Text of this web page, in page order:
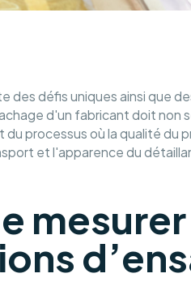
des défis uniques ainsi que
d'un fabricant doit non
processus où la qualité du
et l'apparence du
mesurer